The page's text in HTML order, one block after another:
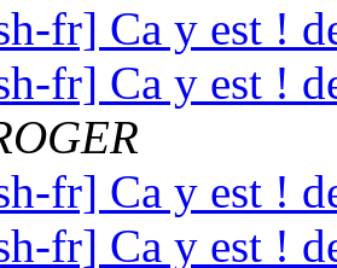
fr] Ca y est !
fr] Ca y est !
fr] Ca y est !
fr] Ca y est !